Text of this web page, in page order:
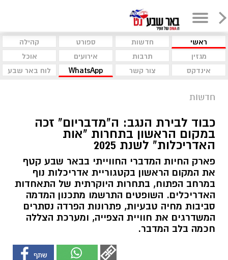
ראשי חדשות ספורט
קהילה
מגזין
תרבות אירועים
אוכל
אינדקס
צור קשר WhatsApp לוח באר שבע
חדשות
כבוד לבירת הנגב: ה"מדבריום" זכה
במקום הראשון בתחרות "אות
האדריכלות" לשנת 2025
פארק החיות המדברי החווייתי בבאר שבע קטף
את המקום הראשון בקטגוריית אדריכלות נוף
במרחב הפתוח, בתחרות היוקרתית של התאחדות
האדריכלים. השופטים התרשמו מתכנון המדמה
סביבות מחיה טבעיות, פתרונות הפרדה נסתרים
המשדרגים את חוויית הצפייה, ומערכת הצללה
חכמה בלב המדבר.